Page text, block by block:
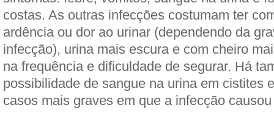
costas. As outras infecções costumam ter
ardência ou dor ao urinar (dependendo da
infecção), urina mais escura e com cheiro
na frequência e dificuldade de segurar. Há
possibilidade de sangue na urina em cistites
casos mais graves em que a infecção